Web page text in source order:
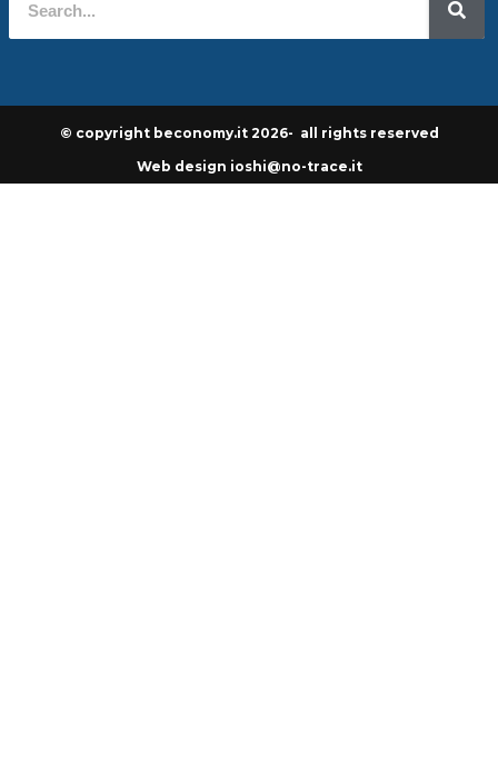
© copyright beconomy.it 2026- all rights reserved
Web design ioshi@no-trace.it